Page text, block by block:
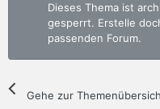
Dieses Thema ist
gesperrt. Erstelle
passenden Forum.
Gehe zur